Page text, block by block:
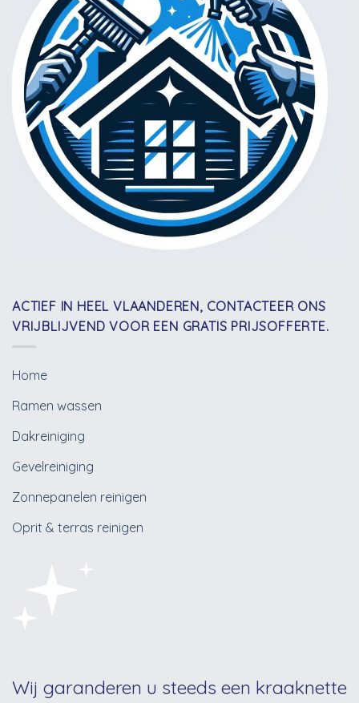
ACTIEF IN HEEL VLAANDEREN, CONTACTEER ONS
VRIJBLIJVEND VOOR EEN GRATIS PRIJSOFFERTE.
Home
Ramen wassen
Dakreiniging
Gevelreiniging
Zonnepanelen reinigen
Oprit & terras reinigen
Wij garanderen u steeds een kraaknette